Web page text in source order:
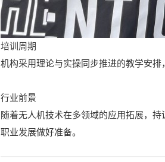
培训周期
机构采用理论与实操同步推进的教学安排
行业前景
随着无人机技术在多领域的应用拓展，
职业发展做好准备。